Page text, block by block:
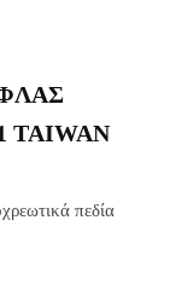
TAIWAN
πεδία